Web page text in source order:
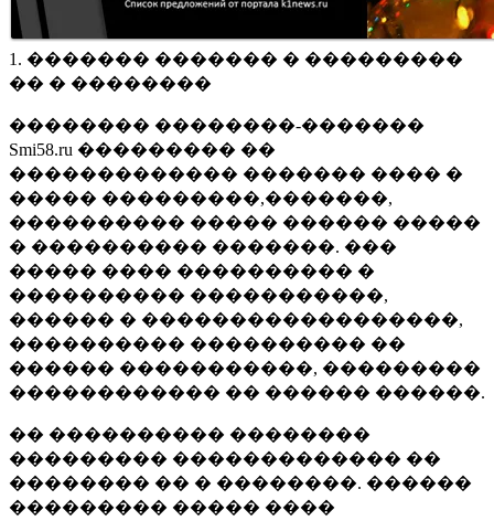
1. ������� ������� � ���������
�� � ��������
�������� ��������-�������
Smi58.ru ��������� ��
������������� ������� ���� �
����� ���������,�������,
���������� ����� ������ �����
� ���������� �������. ���
����� ���� ���������� �
���������� �����������,
������ � ������������������,
���������� ���������� ��
������ �����������, ���������
������������ �� ������ ������.
�� ���������� ��������
��������� ������������� ��
�������� �� � ��������. ������
��������� ����� ����